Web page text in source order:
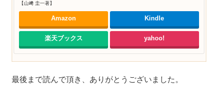
【山﨑 圭一著】
Amazon Kindle
楽天ブックス yahoo!
最後まで読んで頂き、ありがとうございました。